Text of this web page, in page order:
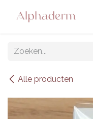
Alle producten